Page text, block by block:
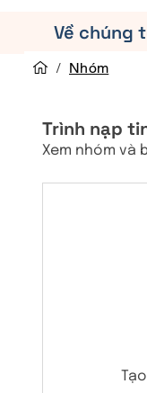
Về chúng
/ Nhóm
Trình nạp
Xem nhóm và